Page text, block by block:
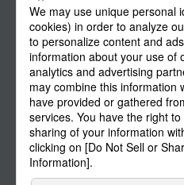
9. エラーコード・メッセージ
付録A. アンインストール方法
（Windows）
A.1 HULFT8 Cloud Storage
Plugin(Amazon S3) for
インストール
A.2 HULFT8 Cloud Storage
Plugin(Azure Blob Storage) for